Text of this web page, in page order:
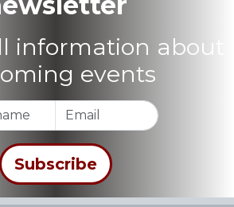
information about
events